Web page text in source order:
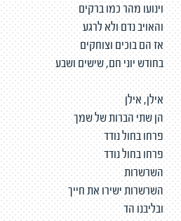
וינועו מהר כמו ברקים
והאויב נדם ולא לרגע
אז הם בוכים וצוחקים
בחודש יוני חם, שישים ושבע
אילן, אילן
הן שתי הברות של שמך
פרחו בחול נודד
פרחו בחול נודד
השרשרות
השרשרות ישירו את חייך
ובליבנו הד